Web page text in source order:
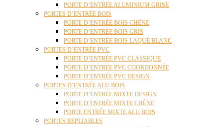
PORTE D’ENTRÉE ALUMINIUM GRISE
PORTES D’ENTRÉE BOIS
PORTE D’ENTRÉE BOIS CHÊNE
PORTE D’ENTRÉE BOIS GRIS
PORTE D’ENTRÉE BOIS LAQUÉ BLANC
PORTES D’ENTRÉE PVC
PORTE D’ENTRÉE PVC CLASSIQUE
PORTE D’ENTRÉE PVC COORDONNÉE
PORTE D’ENTRÉE PVC DESIGN
PORTES D’ENTRÉE ALU BOIS
PORTE D’ENTRÉE MIXTE DESIGN
PORTE D’ENTRÉE MIXTE CHÊNE
PORTE ENTRÉE MIXTE ALU BOIS
PORTES REPLIABLES